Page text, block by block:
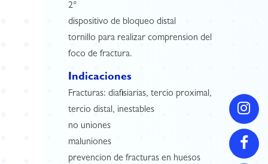
2°
dispositivo de bloqueo distal
tornillo para realizar comprension del
foco de fractura.
Indicaciones
Fracturas: diafisiarias, tercio proximal,
tercio distal, inestables
no uniones
maluniones
prevencion de fracturas en huesos